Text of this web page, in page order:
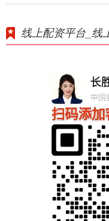
线上配资平台_线